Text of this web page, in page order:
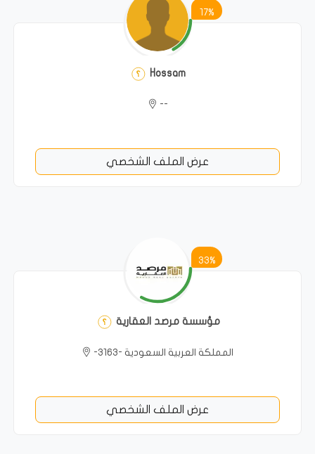
17%
Hossam
--
عرض الملف الشخصي
33%
مؤسسة مرصد العقارية
المملكة العربية السعودية -3163-
عرض الملف الشخصي